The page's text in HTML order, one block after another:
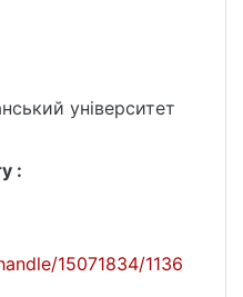
університет
:
15071834/1136